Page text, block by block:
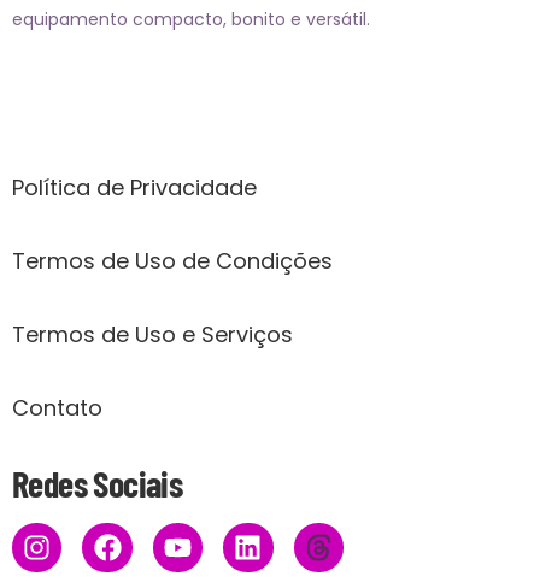
equipamento compacto, bonito e versátil.
Política de Privacidade
Termos de Uso de Condições
Termos de Uso e Serviços
Contato
Redes Sociais